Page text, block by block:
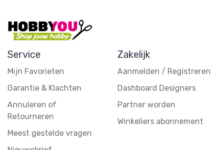
Service
Mijn Favorieten
Garantie & Klachten
Annuleren of
Retourneren
Meest gestelde vragen
Zakelijk
Aanmelden / Registreren
Dashboard Designers
Partner worden
Winkeliers abonnement